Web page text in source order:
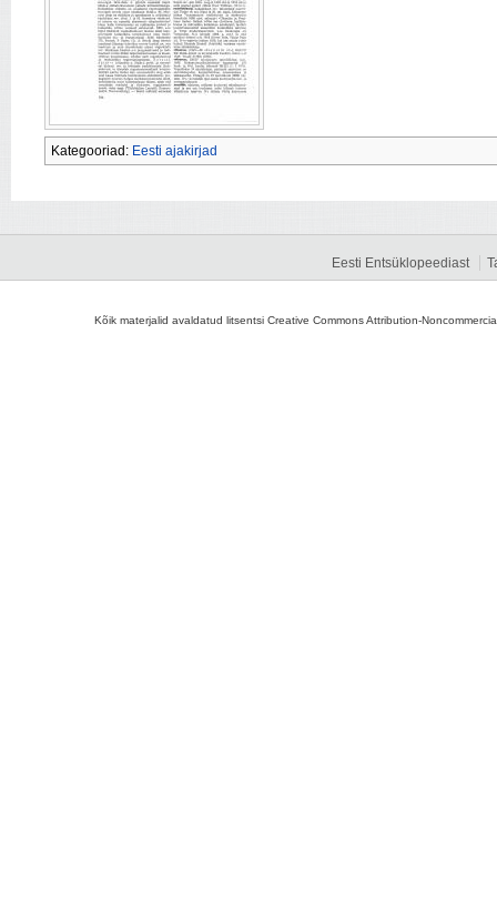
Kategooriad: Eesti ajakirjad
Eesti Entsüklopeediast
Kõik materjalid avaldatud litsentsi Creative Commons Attribution-